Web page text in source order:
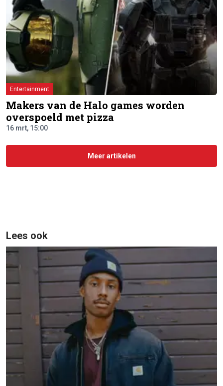
Entertainment
Makers van de Halo games worden
overspoeld met pizza
16 mrt, 15:00
Meer artikelen
Lees ook